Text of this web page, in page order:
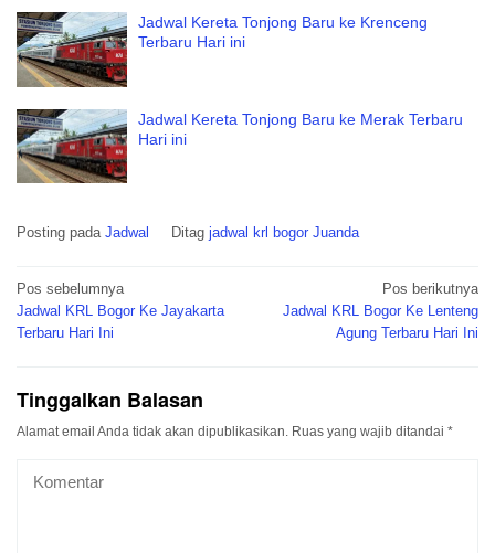
Jadwal Kereta Tonjong Baru ke Krenceng
Terbaru Hari ini
Jadwal Kereta Tonjong Baru ke Merak Terbaru
Hari ini
Posting pada Jadwal Ditag jadwal krl bogor Juanda
Navigasi
pos
Pos sebelumnya
Jadwal KRL Bogor Ke Jayakarta
Terbaru Hari Ini
Pos berikutnya
Jadwal KRL Bogor Ke Lenteng
Agung Terbaru Hari Ini
Tinggalkan Balasan
Alamat email Anda tidak akan dipublikasikan. Ruas yang wajib ditandai *